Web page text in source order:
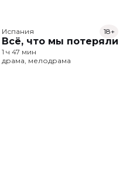
Испания
Всё, что мы потеряли
18+
1 ч 47 мин
драма, мелодрама